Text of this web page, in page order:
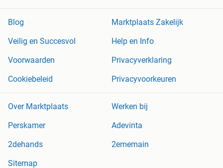
Blog
Marktplaats Zakelijk
Veilig en Succesvol
Help en Info
Voorwaarden
Privacyverklaring
Cookiebeleid
Privacyvoorkeuren
Over Marktplaats
Werken bij
Perskamer
Adevinta
2dehands
2ememain
Sitemap